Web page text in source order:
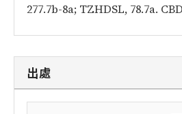
277.7b-8a; TZHDSL, 78.7a.
出處